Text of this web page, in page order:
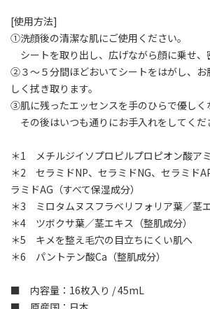
[使用方法]
①洗顔後の清潔な肌にご使用ください。
シートを取り出し、広げながら顔に乗せ、
②３～５分間ほどおいてシートをはがし、お
しく拭き取ります。
③肌に残ったエッセンスを手のひらで優しく
その後はいつも通りにお手入れをしてくだ
＊1 メチルジイソプロピルプロピオン酸アミ
＊2 セラミドNP、セラミドNG、セラミド
ラミドAG（すべて保湿成分）
＊3 ミロタムヌスフラベリフォリア葉／茎エ
＊4 ツボクサ葉／茎エキス（整肌成分）
＊5 キメを整え毛穴の目立ちにくい肌へ
＊6 パントテン酸Ca（整肌成分）
■ 内容量：16枚入り / 45mL